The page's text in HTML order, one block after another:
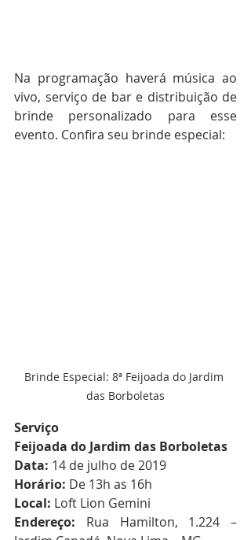
Na programação haverá música ao
vivo, serviço de bar e distribuição de
brinde personalizado para esse
evento. Confira seu brinde especial:
Brinde Especial: 8ª Feijoada do Jardim
das Borboletas
Serviço
Feijoada do Jardim das Borboletas
Data: 14 de julho de 2019
Horário: De 13h as 16h
Local: Loft Lion Gemini
Endereço: Rua Hamilton, 1.224 –